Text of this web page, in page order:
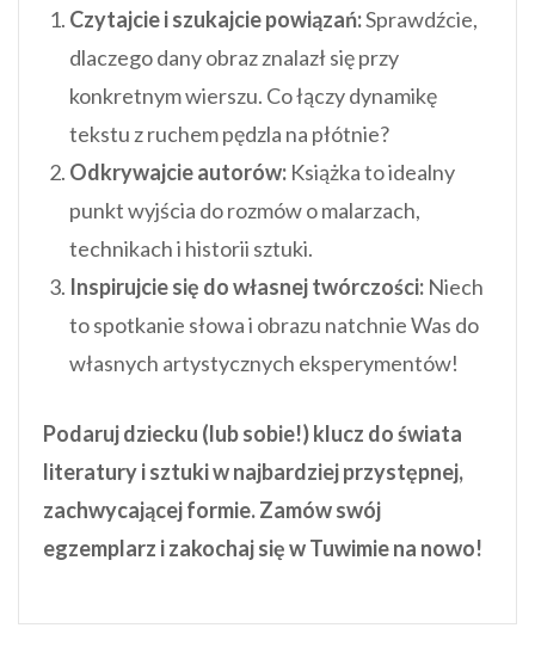
Czytajcie i szukajcie powiązań:Sprawdźcie,
dlaczego dany obraz znalazł się przy
konkretnym wierszu. Co łączy dynamikę
tekstu z ruchem pędzla na płótnie?
Odkrywajcie autorów: Książka to idealny
punkt wyjścia do rozmów o malarzach,
technikach i historii sztuki.
Inspirujcie się do własnej twórczości: Niech
to spotkanie słowa i obrazu natchnie Was do
własnych artystycznych eksperymentów!
Podaruj dziecku (lub sobie!) klucz do świata
literatury i sztuki w najbardziej przystępnej,
zachwycającej formie. Zamów swój
egzemplarz i zakochaj się w Tuwimie na nowo!